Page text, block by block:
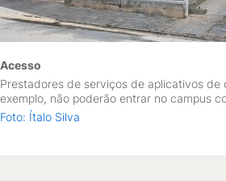
Acesso
Prestadores de serviços de aplicativos de
exemplo, não poderão entrar no campus
Foto: Ítalo Silva